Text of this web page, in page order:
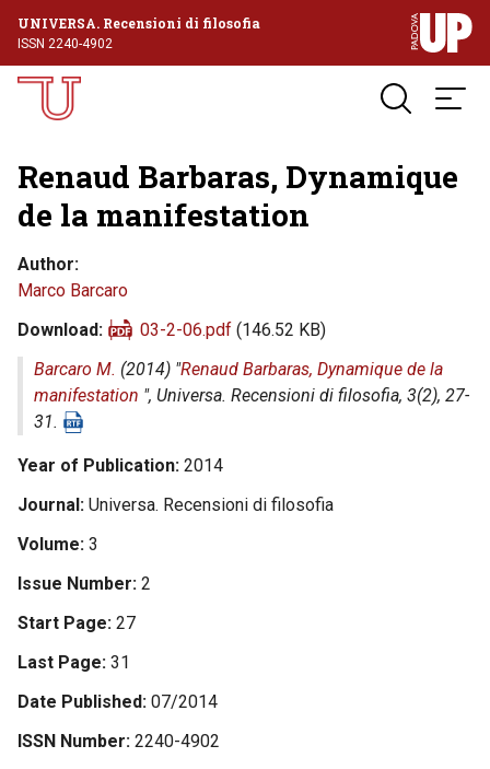
UNIVERSA. Recensioni di filosofia
ISSN 2240-4902
Renaud Barbaras, Dynamique
de la manifestation
Author
Marco Barcaro
Download
03-2-06.pdf (146.52 KB)
Barcaro M. (2014) "Renaud Barbaras, Dynamique de la
manifestation ", Universa. Recensioni di filosofia, 3(2), 27-
31.
Year of Publication 2014
Journal Universa. Recensioni di filosofia
Volume 3
Issue Number 2
Start Page 27
Last Page 31
Date Published 07/2014
ISSN Number 2240-4902